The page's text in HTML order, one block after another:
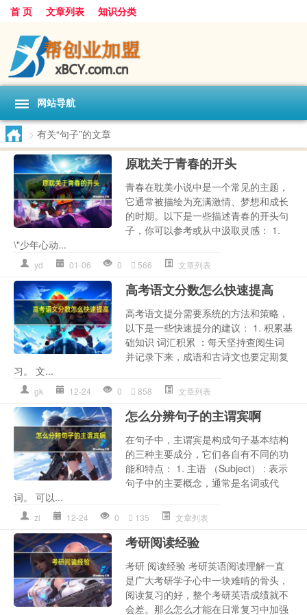
首 页 文章列表 知识分类
网站导航
> 有关“句子”的文章
原耽关于青春的开头
青春在耽美小说中是一个常见的主题，
它通常被描绘为充满激情、梦想和成长
的时期。以下是一些描述青春的开头句
子，你可以参考或从中汲取灵感： 1.
\"少年心动...
yd 01-06 0 566 文章列表
高考语文分数怎么快速提高
高考语文提分需要系统的方法和策略，
以下是一些快速提分的建议： 1. 积累基
础知识 词汇积累 ：每天坚持查阅生词
并记录下来，成语和古诗文也要定期复
习。 文...
gk 12-24 0 858 文章列表
怎么分辨句子的主谓宾啊
在句子中，主谓宾是构成句子基本结构
的三种主要成分，它们各自有不同的功
能和特点： 1. 主语 （Subject） : 表示
句子中的主要概念，通常是名词或代
词。 可以...
zl 12-24 0 135 文章列表
考研阅读经验
考研 阅读经验 考研英语阅读理解一直
是广大考研学子心中一块难啃的骨头，
阅读复习的好，整个考研英语成绩就不
会差。那么怎么才能在日常复习中加强